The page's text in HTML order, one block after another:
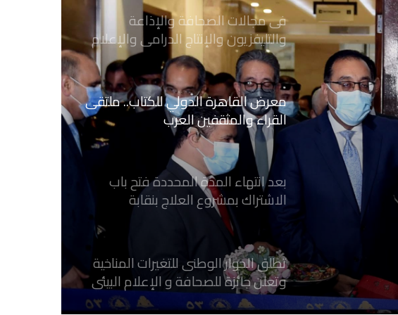
معرض القاهرة الدولي للكتاب.. ملتقى
القراء والمثقفين العرب
بعد انتهاء المدة المحددة فتح باب
الاشتراك بمشروع العلاج بنقابة
الصحفيين المصريين
تطلق الحوار الوطنى للتغيرات المناخية
وتعلن جائزة للصحافة و الإعلام ‎البيئي
عن التغيرات المناخية
نقابة الصحفيين العراقيين تستقبل طلبة
كلية الإعلام بجامعة المستقبل في بابل